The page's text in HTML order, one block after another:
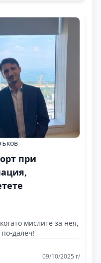
при
мислите за нея,
далеч!
09/10/2025 г/